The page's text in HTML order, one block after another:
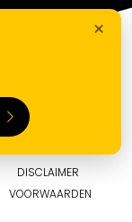
×
DISCLAIMER
VOORWAARDEN